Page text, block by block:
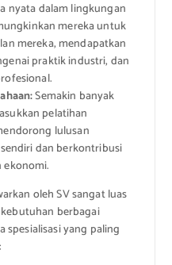
nyata dalam lingkungan
mereka untuk
mereka, mendapatkan
praktik industri, dan
Semakin banyak
pelatihan
lulusan
dan berkontribusi
oleh SV sangat luas
berbagai
spesialisasi yang paling